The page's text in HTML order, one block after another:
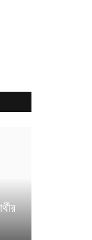
ভিসা • 👩 খাদ্দামা